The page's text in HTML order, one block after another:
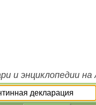
и энциклопедии на